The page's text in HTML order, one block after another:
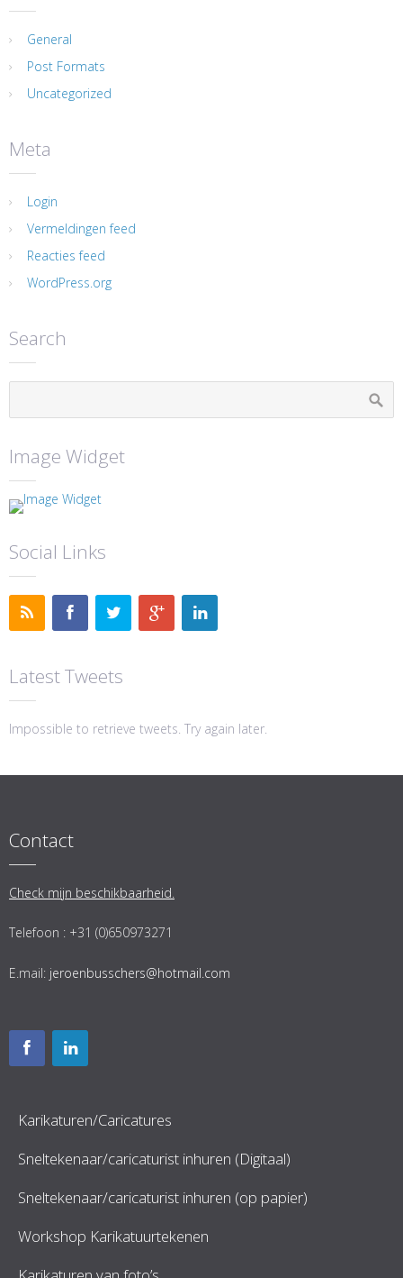
General
Post Formats
Uncategorized
Meta
Login
Vermeldingen feed
Reacties feed
WordPress.org
Search
Image Widget
Social Links
Latest Tweets
Impossible to retrieve tweets. Try again later.
Contact
Check mijn beschikbaarheid.
Telefoon : +31 (0)650973271
E.mail: jeroenbusschers@hotmail.com
Karikaturen/Caricatures
Sneltekenaar/caricaturist inhuren (Digitaal)
Sneltekenaar/caricaturist inhuren (op papier)
Workshop Karikatuurtekenen